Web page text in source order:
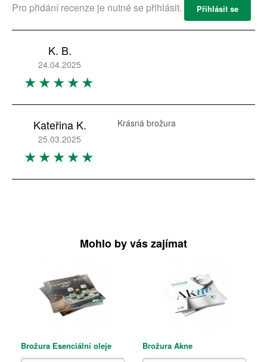
Pro přidání recenze je nutné se přihlásit. Přihlásit se
K. B.
24.04.2025
Kateřina K.
25.03.2025
Krásná brožura
Mohlo by vás zajímat
Brožura Esenciální oleje Brožura Akne